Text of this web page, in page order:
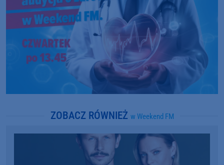
ZOBACZ RÓWNIEŻ w Weekend FM